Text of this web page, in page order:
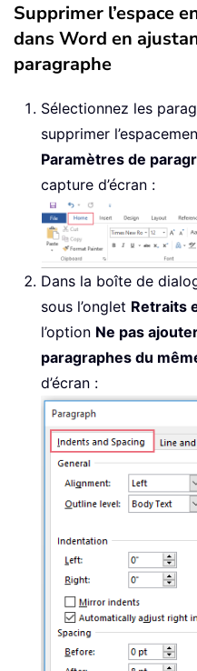
Supprimer l’espace
dans Word en
paragraphe
Sélectionnez les
supprimer
Paramètres de
capture d’écran :
Dans la boîte de
sous l’onglet Retraits
l’option Ne pas
paragraphes du
d’écran :